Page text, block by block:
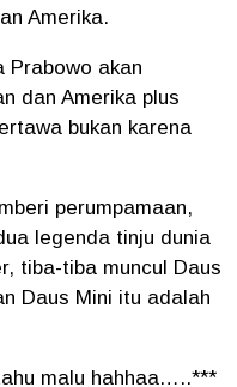
Amerika.
Prabowo akan
dan Amerika plus
bukan karena
perumpamaan,
legenda tinju dunia
tiba-tiba muncul Daus
Daus Mini itu adalah
malu hahhaa…..***